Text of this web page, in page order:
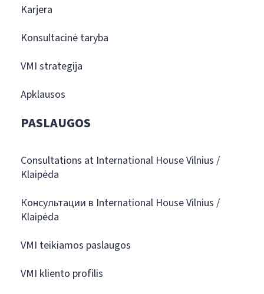
Karjera
Konsultacinė taryba
VMI strategija
Apklausos
PASLAUGOS
Consultations at International House Vilnius /
Klaipėda
Консультации в International House Vilnius /
Klaipėda
VMI teikiamos paslaugos
VMI kliento profilis